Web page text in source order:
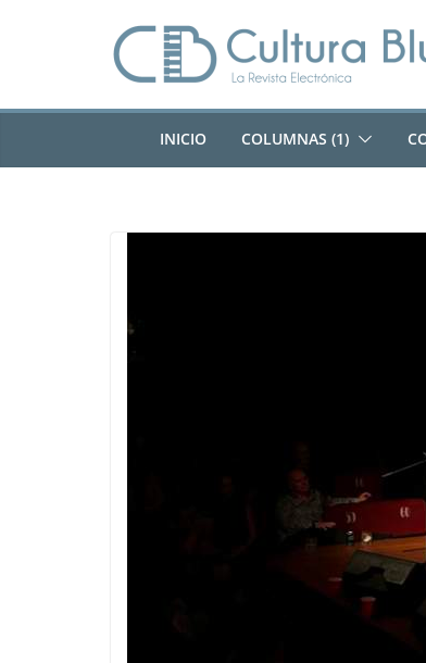
INICIO COLUMNAS (1)